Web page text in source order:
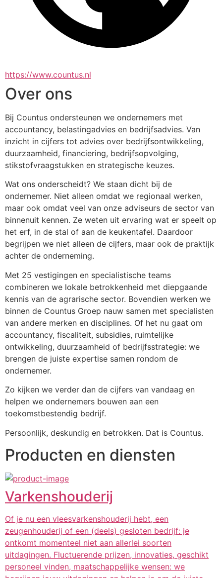
https://www.countus.nl
Over ons
Bij Countus ondersteunen we ondernemers met
accountancy, belastingadvies en bedrijfsadvies. Van
inzicht in cijfers tot advies over bedrijfsontwikkeling,
duurzaamheid, financiering, bedrijfsopvolging,
stikstofvraagstukken en strategische keuzes.
Wat ons onderscheidt? We staan dicht bij de
ondernemer. Niet alleen omdat we regionaal werken,
maar ook omdat veel van onze adviseurs de sector van
binnenuit kennen. Ze weten uit ervaring wat er speelt op
het erf, in de stal of aan de keukentafel. Daardoor
begrijpen we niet alleen de cijfers, maar ook de praktijk
achter de onderneming.
Met 25 vestigingen en specialistische teams
combineren we lokale betrokkenheid met diepgaande
kennis van de agrarische sector. Bovendien werken we
binnen de Countus Groep nauw samen met specialisten
van andere merken en disciplines. Of het nu gaat om
accountancy, fiscaliteit, subsidies, ruimtelijke
ontwikkeling, duurzaamheid of bedrijfsstrategie: we
brengen de juiste expertise samen rondom de
ondernemer.
Zo kijken we verder dan de cijfers van vandaag en
helpen we ondernemers bouwen aan een
toekomstbestendig bedrijf.
Persoonlijk, deskundig en betrokken. Dat is Countus.
Producten en diensten
Varkenshouderij
Of je nu een vleesvarkenshouderij hebt, een
zeugenhouderij of een (deels) gesloten bedrijf: je
ontkomt momenteel niet aan allerlei soorten
uitdagingen. Fluctuerende prijzen, innovaties, geschikt
personeel vinden, maatschappelijke wensen: we